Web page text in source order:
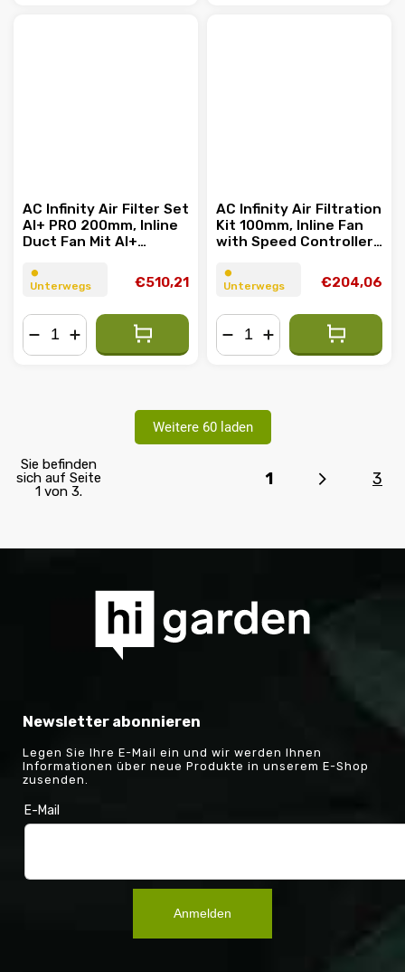
AC Infinity Air Filter Set
AI+ PRO 200mm, Inline
Duct Fan Mit AI+
Aktivkohlefilter
⏺︎
Unterwegs
€510,21
AC Infinity Air Filtration
Kit 100mm, Inline Fan
with Speed Controller,
Combo
⏺︎
Unterwegs
€204,06
Weitere 60 laden
Sie befinden
sich auf Seite
1 von 3.
1 3
Newsletter abonnieren
Legen Sie Ihre E-Mail ein und wir werden Ihnen
Informationen über neue Produkte in unserem E-Shop
zusenden.
E-Mail
Anmelden